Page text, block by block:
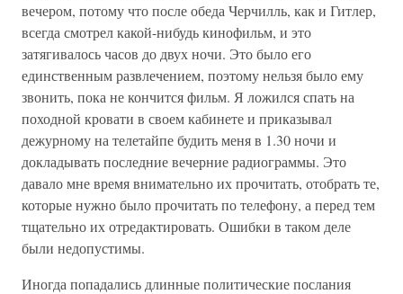
вечером, потому что после обеда Черчилль, как и Гитлер,
всегда смотрел какой-нибудь кинофильм, и это
затягивалось часов до двух ночи. Это было его
единственным развлечением, поэтому нельзя было ему
звонить, пока не кончится фильм. Я ложился спать на
походной кровати в своем кабинете и приказывал
дежурному на телетайпе будить меня в 1.30 ночи и
докладывать последние вечерние радиограммы. Это
давало мне время внимательно их прочитать, отобрать те,
которые нужно было прочитать по телефону, а перед тем
тщательно их отредактировать. Ошибки в таком деле
были недопустимы.
Иногда попадались длинные политические послания